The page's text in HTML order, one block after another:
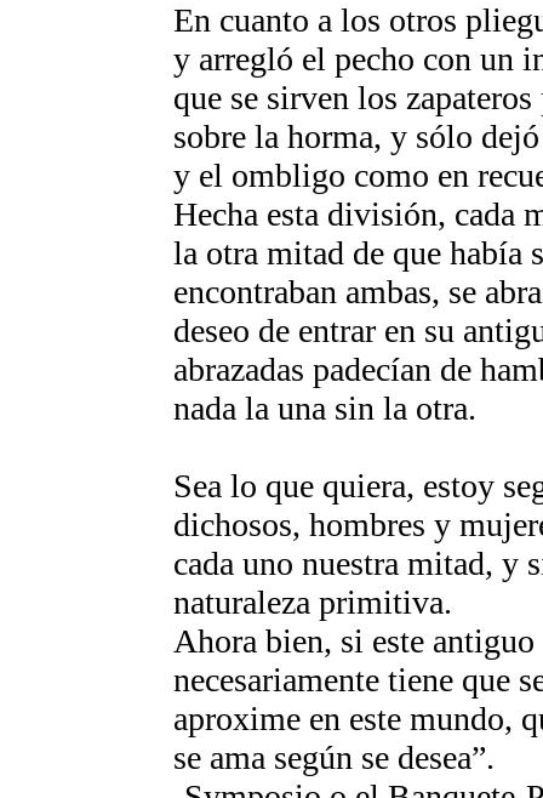
En cuanto a los otros
y arregló el pecho con un
que se sirven los
sobre la horma, y sólo
y el ombligo como en
Hecha esta división, cada
la otra mitad de que había
encontraban ambas, se
deseo de entrar en su
abrazadas padecían de
nada la una sin la otra.
Sea lo que quiera, estoy
dichosos, hombres y
cada uno nuestra mitad, y
naturaleza primitiva.
Ahora bien, si este
necesariamente tiene que
aproxime en este mundo,
se ama según se desea”.